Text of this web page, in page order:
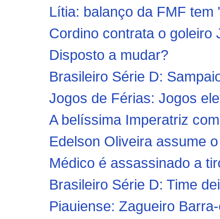
Lítia: balanço da FMF
Cordino contrata o goleiro
Disposto a mudar?
Brasileiro Série D:
Jogos de Férias: Jogos
A belíssima Imperatriz
Edelson Oliveira assume
Médico é assassinado a
Brasileiro Série D: Time
Piauiense: Zagueiro